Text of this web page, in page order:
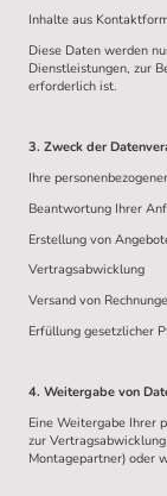
Inhalte aus
Diese Daten werden
Dienstleistungen, zur
erforderlich ist.
3. Zweck der
Ihre
Beantwortung Ihrer
Erstellung von
Vertragsabwicklung
Versand von
Erfüllung gesetzlicher
4. Weitergabe von
Eine Weitergabe Ihrer
zur
Montagepartner) oder